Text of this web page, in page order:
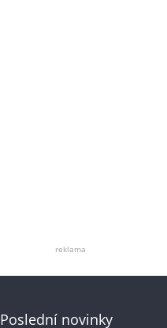
reklama
Poslední novinky